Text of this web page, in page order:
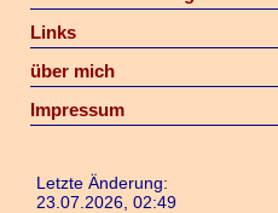
Links
über mich
Impressum
Letzte Änderung:
23.07.2026, 02:49